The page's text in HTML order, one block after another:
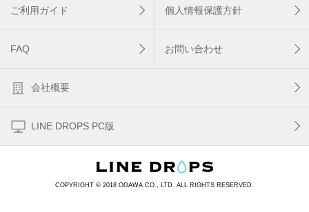
ご利用ガイド 個人情報保護方針
FAQ お問い合わせ
会社概要
LINE DROPS PC版
COPYRIGHT © 2018 OGAWA CO., LTD. ALL RIGHTS RESERVED.